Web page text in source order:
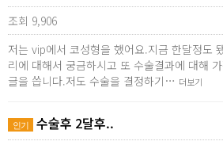
조회 9,906
저는 vip에서 코성형을 했어요.지금 한달정도
리에 대해서 궁금하시고 또 수술결과에 대해
글을 씁니다.저도 수술을 결정하기… 더보기
인기 수술후 2달후..